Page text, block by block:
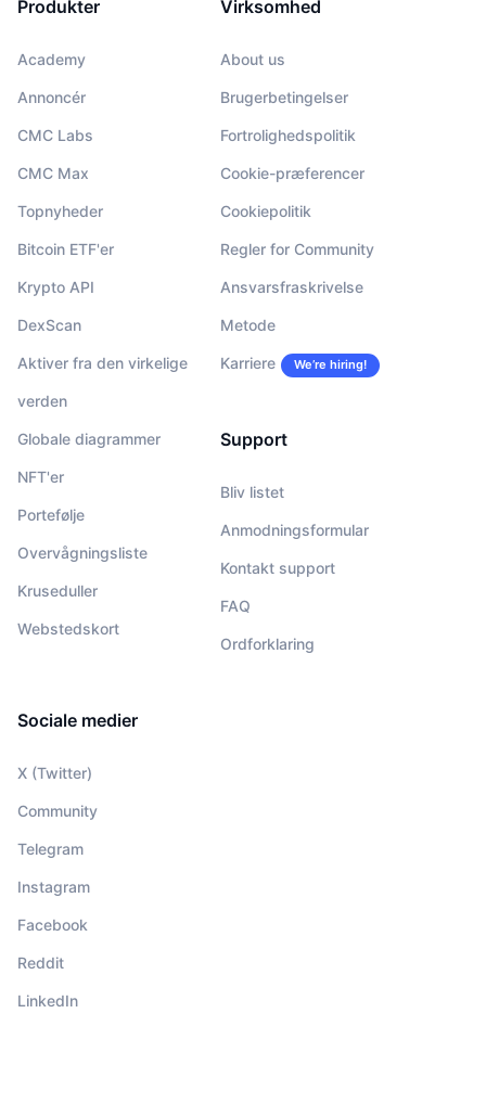
Produkter
Academy
Annoncér
CMC Labs
CMC Max
Topnyheder
Bitcoin ETF'er
Krypto API
DexScan
Aktiver fra den virkelige
verden
Globale diagrammer
NFT'er
Portefølje
Overvågningsliste
Kruseduller
Webstedskort
Virksomhed
About us
Brugerbetingelser
Fortrolighedspolitik
Cookie-præferencer
Cookiepolitik
Regler for Community
Ansvarsfraskrivelse
Metode
Karriere We’re hiring!
Support
Bliv listet
Anmodningsformular
Kontakt support
FAQ
Ordforklaring
Sociale medier
X (Twitter)
Community
Telegram
Instagram
Facebook
Reddit
LinkedIn